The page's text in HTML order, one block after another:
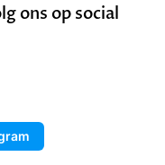
ons op social